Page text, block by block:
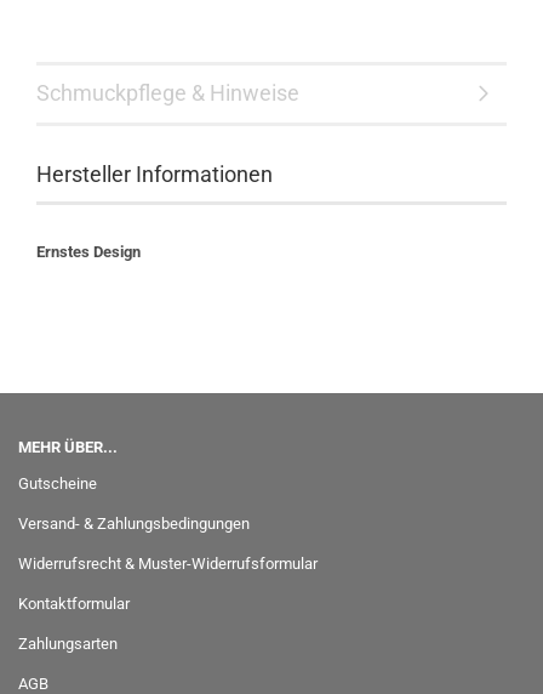
Schmuckpflege & Hinweise
Hersteller Informationen
Ernstes Design
MEHR ÜBER...
Gutscheine
Versand- & Zahlungsbedingungen
Widerrufsrecht & Muster-Widerrufsformular
Kontaktformular
Zahlungsarten
AGB